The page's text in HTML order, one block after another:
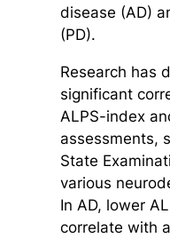
disease (AD)
(PD).
Research has
significant
ALPS-index
assessments,
State
various
In AD, lower
correlate with